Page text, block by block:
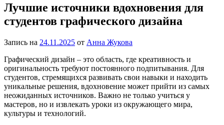
Лучшие источники вдохновения для
студентов графического дизайна
Запись на 24.11.2025 от Анна Жукова
Графический дизайн – это область, где креативность и
оригинальность требуют постоянного подпитывания. Для
студентов, стремящихся развивать свои навыки и находить
уникальные решения, вдохновение может прийти из самых
неожиданных источников. Важно не только учиться у
мастеров, но и извлекать уроки из окружающего мира,
культуры и технологий.